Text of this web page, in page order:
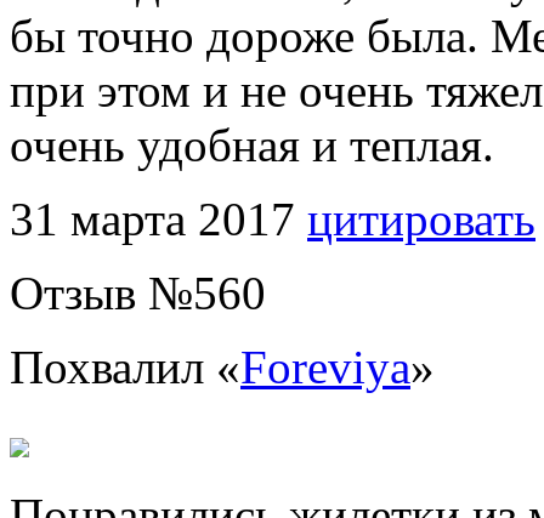
бы точно дороже была.
при этом и не очень
очень удобная и теплая.
31 марта 2017 цитировать
Отзыв №560
Похвалил «Foreviya»